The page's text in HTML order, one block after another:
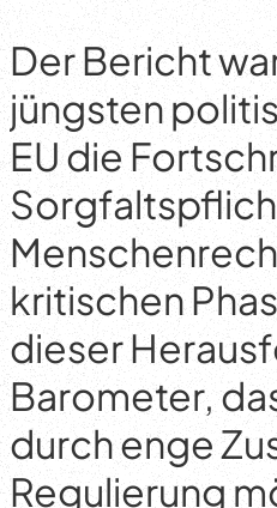
Der Bericht
jüngsten
EU die
kritischen
dieser
Barometer,
durch enge
Regulierung